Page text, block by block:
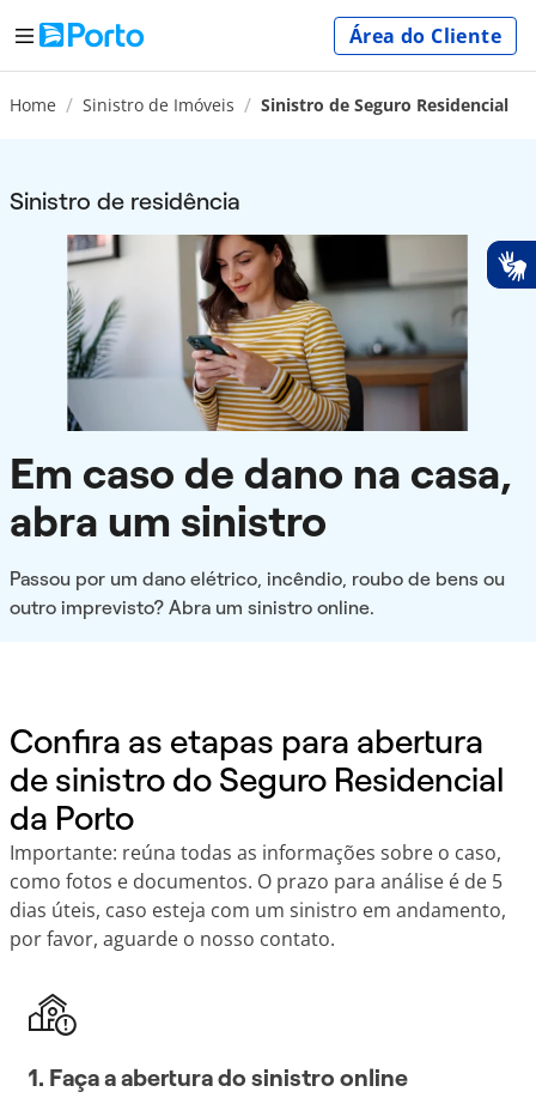
Área do Cliente
Home Sinistro de Imóveis Sinistro de Seguro Residencial
Sinistro de residência
Em caso de dano na casa,
abra um sinistro
Passou por um dano elétrico, incêndio, roubo de bens ou
outro imprevisto? Abra um sinistro online.
Confira as etapas para abertura
de sinistro do Seguro Residencial
da Porto
Importante: reúna todas as informações sobre o caso,
como fotos e documentos. O prazo para análise é de 5
dias úteis, caso esteja com um sinistro em andamento,
por favor, aguarde o nosso contato.
1. Faça a abertura do sinistro online